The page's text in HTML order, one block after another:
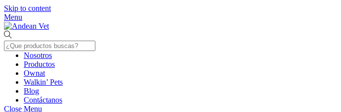
Skip to content
Menu
Nosotros
Productos
Ownat
Walkin’ Pets
Blog
Contáctanos
Close Menu